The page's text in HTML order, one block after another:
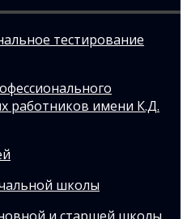
тестирование
работников имени К.Д.
школы